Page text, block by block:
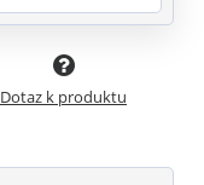
Dotaz k produktu